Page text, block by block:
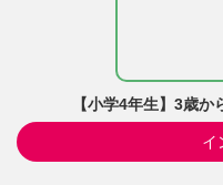
【小学4年生】3歳
イ